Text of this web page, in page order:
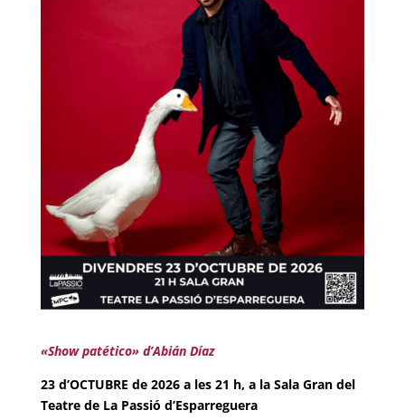
«Show patético» d’Abián Díaz
23 d’OCTUBRE de 2026 a les 21 h, a la Sala Gran del
Teatre de La Passió d’Esparreguera